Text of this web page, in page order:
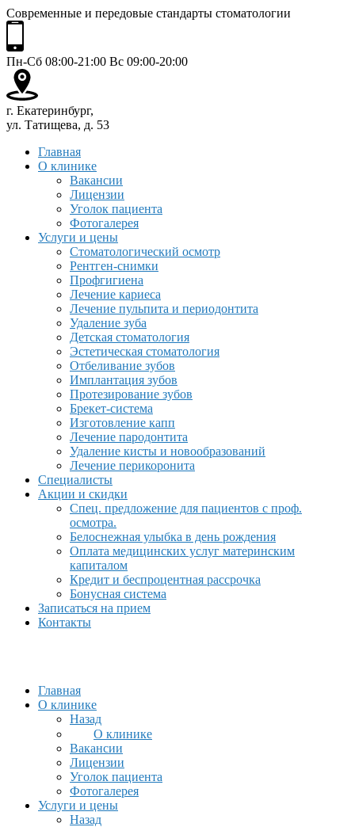
Современные и передовые стандарты стоматологии
Пн-Сб 08:00-21:00 Вс 09:00-20:00
г. Екатеринбург,
ул. Татищева, д. 53
Главная
О клинике
Вакансии
Лицензии
Уголок пациента
Фотогалерея
Услуги и цены
Стоматологический осмотр
Рентген-снимки
Профгигиена
Лечение кариеса
Лечение пульпита и периодонтита
Удаление зуба
Детская стоматология
Эстетическая стоматология
Отбеливание зубов
Имплантация зубов
Протезирование зубов
Брекет-система
Изготовление капп
Лечение пародонтита
Удаление кисты и новообразований
Лечение перикоронита
Специалисты
Акции и скидки
Спец. предложение для пациентов с проф.
осмотра.
Белоснежная улыбка в день рождения
Оплата медицинских услуг материнским
капиталом
Кредит и беспроцентная рассрочка
Бонусная система
Записаться на прием
Контакты
Главная
О клинике
Назад
О клинике
Вакансии
Лицензии
Уголок пациента
Фотогалерея
Услуги и цены
Назад